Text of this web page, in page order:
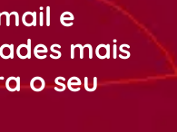
e
mais
o seu